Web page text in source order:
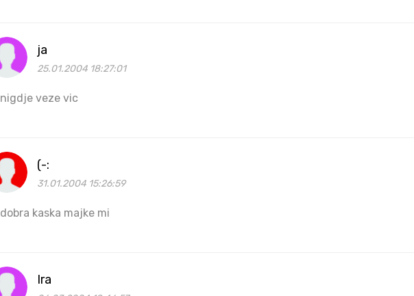
ja
25.01.2004 18:27:01
nigdje veze vic
(-:
31.01.2004 15:26:59
dobra kaska majke mi
Ira